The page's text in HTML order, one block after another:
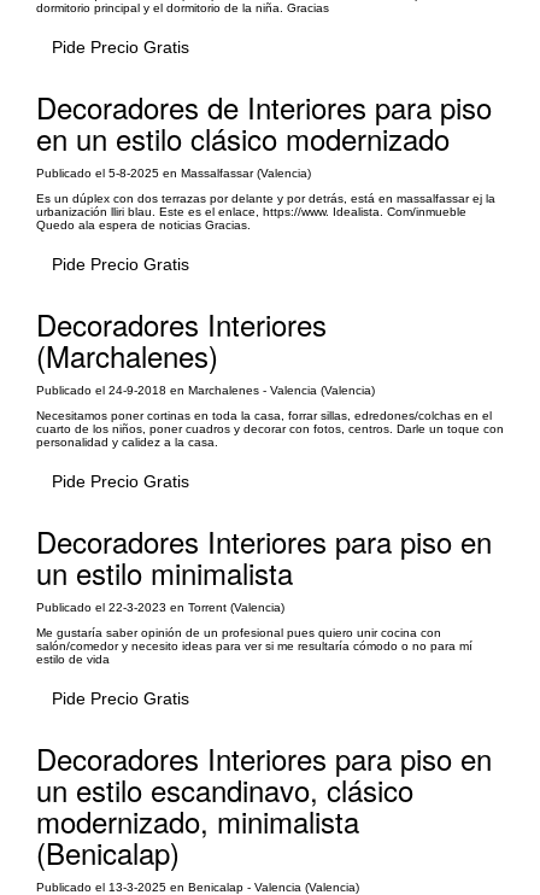
dormitorio principal y el dormitorio de la niña. Gracias
Pide Precio Gratis
Decoradores de Interiores para piso
en un estilo clásico modernizado
Publicado el 5-8-2025 en Massalfassar (Valencia)
Es un dúplex con dos terrazas por delante y por detrás, está en massalfassar ej la
urbanización lliri blau. Este es el enlace, https://www. Idealista. Com/inmueble
Quedo ala espera de noticias Gracias.
Pide Precio Gratis
Decoradores Interiores
(Marchalenes)
Publicado el 24-9-2018 en Marchalenes - Valencia (Valencia)
Necesitamos poner cortinas en toda la casa, forrar sillas, edredones/colchas en el
cuarto de los niños, poner cuadros y decorar con fotos, centros. Darle un toque con
personalidad y calidez a la casa.
Pide Precio Gratis
Decoradores Interiores para piso en
un estilo minimalista
Publicado el 22-3-2023 en Torrent (Valencia)
Me gustaría saber opinión de un profesional pues quiero unir cocina con
salón/comedor y necesito ideas para ver si me resultaría cómodo o no para mí
estilo de vida
Pide Precio Gratis
Decoradores Interiores para piso en
un estilo escandinavo, clásico
modernizado, minimalista
(Benicalap)
Publicado el 13-3-2025 en Benicalap - Valencia (Valencia)